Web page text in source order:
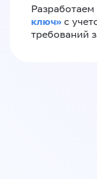
Разработаем
ключ»‎ с
требований